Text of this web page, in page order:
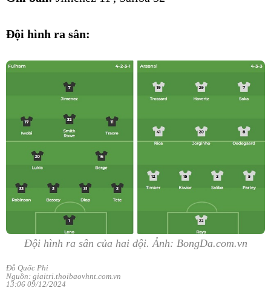
Đội hình ra sân:
Đội hình ra sân của hai đội. Ảnh: BongDa.com.vn
Đỗ Quốc Phi
Nguồn: giaitri.thoibaovhnt.com.vn
13:06 09/12/2024